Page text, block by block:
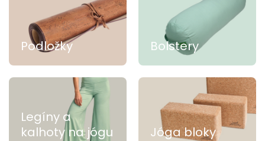
Podložky Bolstery
Legíny a
kalhoty na jógu
Jóga bloky